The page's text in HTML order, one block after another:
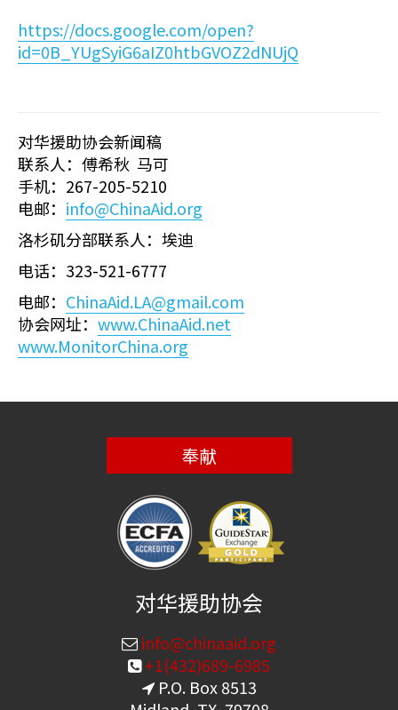
https://docs.google.com/open?
id=0B_YUgSyiG6aIZ0htbGVOZ2dNUjQ
对华援助协会新闻稿
联系人：傅希秋 马可
手机：267-205-5210
电邮： info@ChinaAid.org
洛杉矶分部联系人：埃迪
电话：323-521-6777
电邮： ChinaAid.LA@gmail.com
协会网址： www.ChinaAid.net
www.MonitorChina.org
奉献
对华援助协会
info@chinaaid.org
+1(432)689-6985
P.O. Box 8513